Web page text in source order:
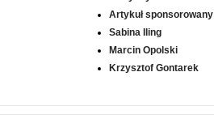
Artykuł sponsorowany
Sabina Iling
Marcin Opolski
Krzysztof Gontarek